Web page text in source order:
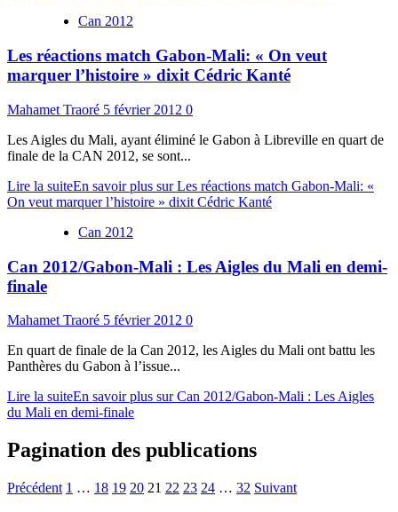
Can 2012
Les réactions match Gabon-Mali: « On veut
marquer l’histoire » dixit Cédric Kanté
Mahamet Traoré 5 février 2012 0
Les Aigles du Mali, ayant éliminé le Gabon à Libreville en quart de
finale de la CAN 2012, se sont...
Lire la suiteEn savoir plus sur Les réactions match Gabon-Mali: «
On veut marquer l’histoire » dixit Cédric Kanté
Can 2012
Can 2012/Gabon-Mali : Les Aigles du Mali en demi-
finale
Mahamet Traoré 5 février 2012 0
En quart de finale de la Can 2012, les Aigles du Mali ont battu les
Panthères du Gabon à l’issue...
Lire la suiteEn savoir plus sur Can 2012/Gabon-Mali : Les Aigles
du Mali en demi-finale
Pagination des publications
Précédent 1 … 18 19 20 21 22 23 24 … 32 Suivant